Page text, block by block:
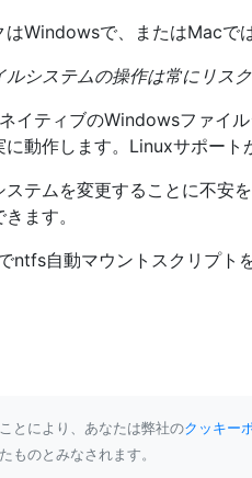
はWindowsで、またはMacで
ルシステムの操作は常にリス
イティブのWindowsファイ
に動作します。Linuxサポート
ステムを変更することに不安
ます。
ntfs自動マウントスクリプト
とにより、あなたは弊社のクッキー
ものとみなされます。